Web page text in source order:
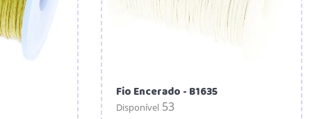
Fio Encerado - B1635
Disponível 53